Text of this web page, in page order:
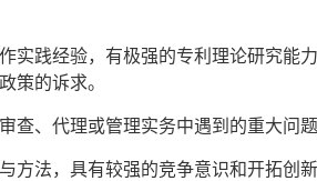
践经验，有极强的专利理论研究能
策的诉求。
、代理或管理实务中遇到的重大问题
法，具有较强的竞争意识和开拓创